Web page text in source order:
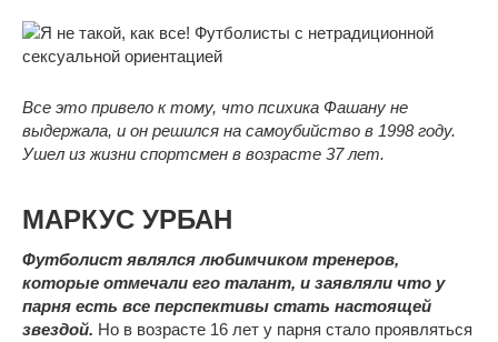
Все это привело к тому, что психика Фашану не
выдержала, и он решился на самоубийство в 1998 году.
Ушел из жизни спортсмен в возрасте 37 лет.
МАРКУС УРБАН
Футболист являлся любимчиком тренеров,
которые отмечали его талант, и заявляли что у
парня есть все перспективы стать настоящей
звездой. Но в возрасте 16 лет у парня стало проявляться